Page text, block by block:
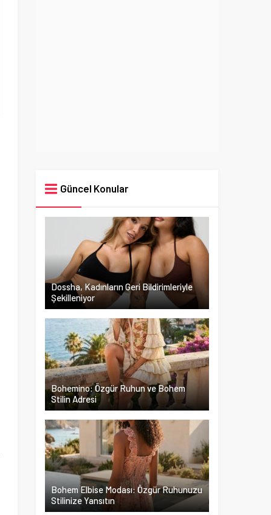
Güncel Konular
Dossha, Kadınların Geri Bildirimleriyle
Şekilleniyor
Bohemino: Özgür Ruhun ve Bohem
Stilin Adresi
Bohem Elbise Modası: Özgür Ruhunuzu
Stilinize Yansıtın